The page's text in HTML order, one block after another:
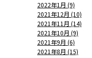
2022年1月 (9)
2021年12月 (10)
2021年11月 (14)
2021年10月 (9)
2021年9月 (6)
2021年8月 (15)